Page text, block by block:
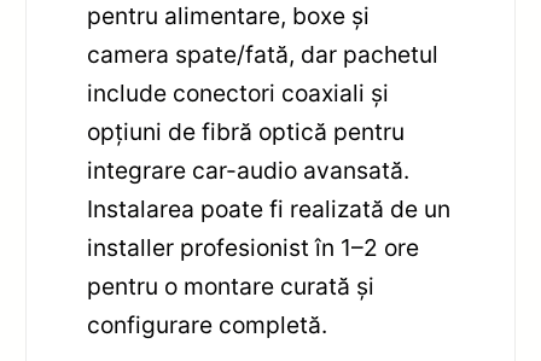
pentru alimentare, boxe și
camera spate/fată, dar pachetul
include conectori coaxiali și
opțiuni de fibră optică pentru
integrare car-audio avansată.
Instalarea poate fi realizată de un
installer profesionist în 1–2 ore
pentru o montare curată și
configurare completă.